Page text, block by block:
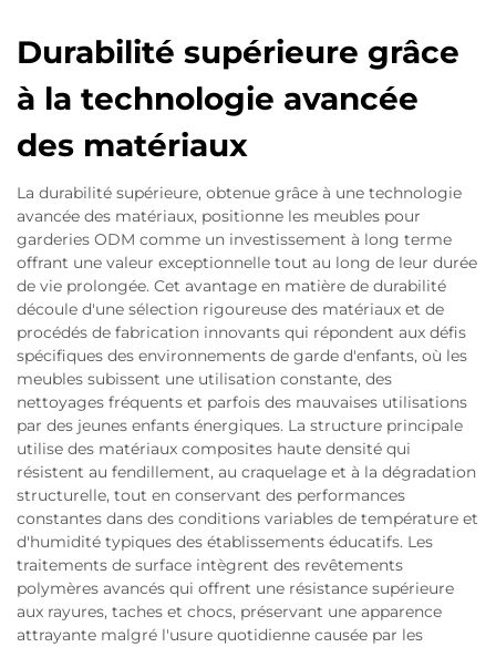
Durabilité supérieure grâce
à la technologie avancée
des matériaux
La durabilité supérieure, obtenue grâce à une technologie
avancée des matériaux, positionne les meubles pour
garderies ODM comme un investissement à long terme
offrant une valeur exceptionnelle tout au long de leur durée
de vie prolongée. Cet avantage en matière de durabilité
découle d'une sélection rigoureuse des matériaux et de
procédés de fabrication innovants qui répondent aux défis
spécifiques des environnements de garde d'enfants, où les
meubles subissent une utilisation constante, des
nettoyages fréquents et parfois des mauvaises utilisations
par des jeunes enfants énergiques. La structure principale
utilise des matériaux composites haute densité qui
résistent au fendillement, au craquelage et à la dégradation
structurelle, tout en conservant des performances
constantes dans des conditions variables de température et
d'humidité typiques des établissements éducatifs. Les
traitements de surface intègrent des revêtements
polymères avancés qui offrent une résistance supérieure
aux rayures, taches et chocs, préservant une apparence
attrayante malgré l'usure quotidienne causée par les